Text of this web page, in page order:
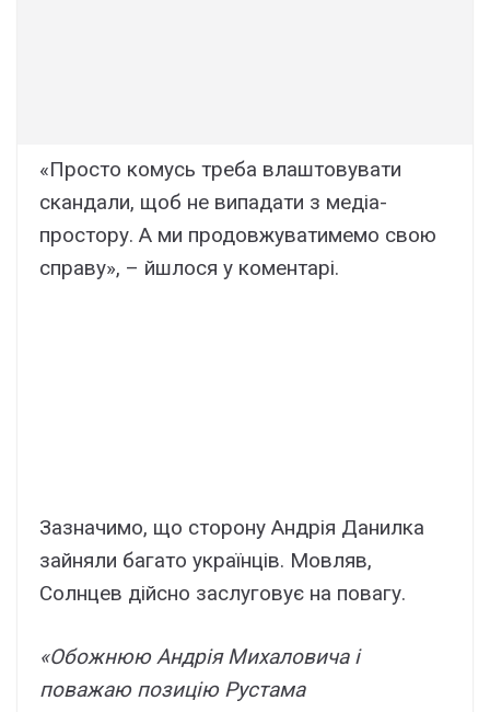
«Просто комусь треба влаштовувати
скандали, щоб не випадати з медіа-
простору. А ми продовжуватимемо свою
справу», – йшлося у коментарі.
Зазначимо, що сторону Андрія Данилка
зайняли багато українців. Мовляв,
Солнцев дійсно заслуговує на повагу.
«Обожнюю Андрія Михаловича і
поважаю позицію Рустама